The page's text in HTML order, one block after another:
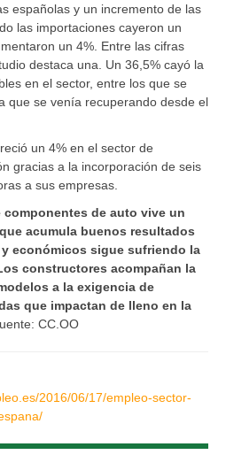
españolas y un incremento de las
las importaciones cayeron un
un 4%. Entre las cifras
destaca una. Un 36,5% cayó la
en el sector, entre los que se
que se venía recuperando desde el
un 4% en el sector de
gracias a la incorporación de seis
a sus empresas.
de auto vive un
acumula buenos resultados
económicos sigue sufriendo la
constructores acompañan la
a la exigencia de
que impactan de lleno en la
CC.OO
2016/06/17/empleo-sector-